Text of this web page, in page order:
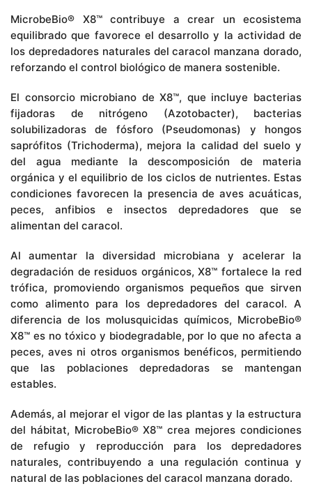
MicrobeBio® X8™ contribuye a crear un ecosistema
equilibrado que favorece el desarrollo y la actividad de
los depredadores naturales del caracol manzana dorado,
reforzando el control biológico de manera sostenible.
El consorcio microbiano de X8™, que incluye bacterias
fijadoras de nitrógeno (Azotobacter), bacterias
solubilizadoras de fósforo (Pseudomonas) y hongos
saprófitos (Trichoderma), mejora la calidad del suelo y
del agua mediante la descomposición de materia
orgánica y el equilibrio de los ciclos de nutrientes. Estas
condiciones favorecen la presencia de aves acuáticas,
peces, anfibios e insectos depredadores que se
alimentan del caracol.
Al aumentar la diversidad microbiana y acelerar la
degradación de residuos orgánicos, X8™ fortalece la red
trófica, promoviendo organismos pequeños que sirven
como alimento para los depredadores del caracol. A
diferencia de los molusquicidas químicos, MicrobeBio®
X8™ es no tóxico y biodegradable, por lo que no afecta a
peces, aves ni otros organismos benéficos, permitiendo
que las poblaciones depredadoras se mantengan
estables.
Además, al mejorar el vigor de las plantas y la estructura
del hábitat, MicrobeBio® X8™ crea mejores condiciones
de refugio y reproducción para los depredadores
naturales, contribuyendo a una regulación continua y
natural de las poblaciones del caracol manzana dorado.